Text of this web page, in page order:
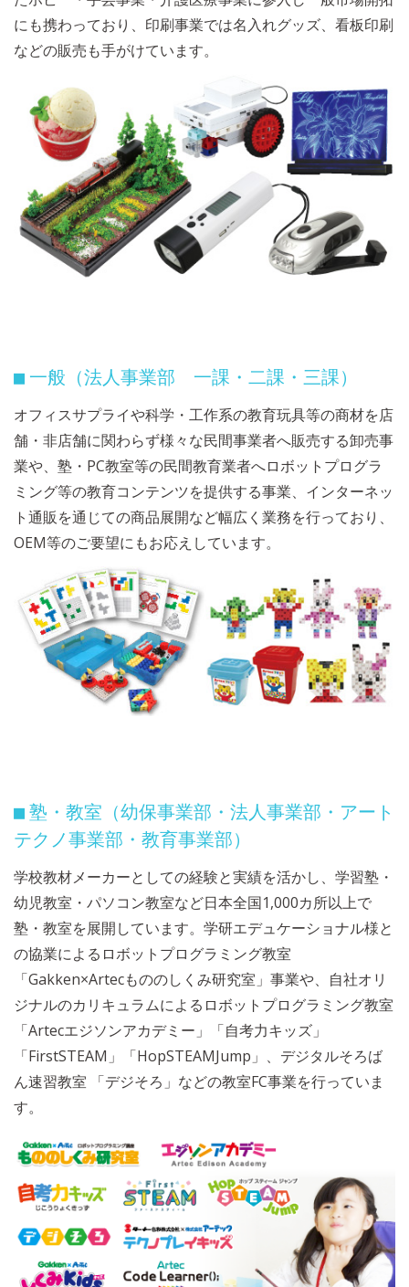
にも携わっており、印刷事業では名入れグッズ、看板印刷
などの販売も手がけています。
■ 一般（法人事業部 一課・二課・三課）
オフィスサプライや科学・工作系の教育玩具等の商材を店
舗・非店舗に関わらず様々な民間事業者へ販売する卸売事
業や、塾・PC教室等の民間教育業者へロボットプログラ
ミング等の教育コンテンツを提供する事業、インターネッ
ト通販を通じての商品展開など幅広く業務を行っており、
OEM等のご要望にもお応えしています。
■ 塾・教室（幼保事業部・法人事業部・アート
テクノ事業部・教育事業部）
学校教材メーカーとしての経験と実績を活かし、学習塾・
幼児教室・パソコン教室など日本全国1,000カ所以上で
塾・教室を展開しています。学研エデュケーショナル様と
の協業によるロボットプログラミング教室
「Gakken×Artecもののしくみ研究室」事業や、自社オリ
ジナルのカリキュラムによるロボットプログラミング教室
「Artecエジソンアカデミー」「自考力キッズ」
「FirstSTEAM」「HopSTEAMJump」、デジタルそろば
ん速習教室 「デジそろ」などの教室FC事業を行っていま
す。